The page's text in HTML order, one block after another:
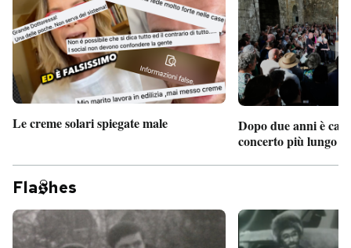
Le creme solari spiegate male
Dopo due anni è
concerto più lungo
Fla hes